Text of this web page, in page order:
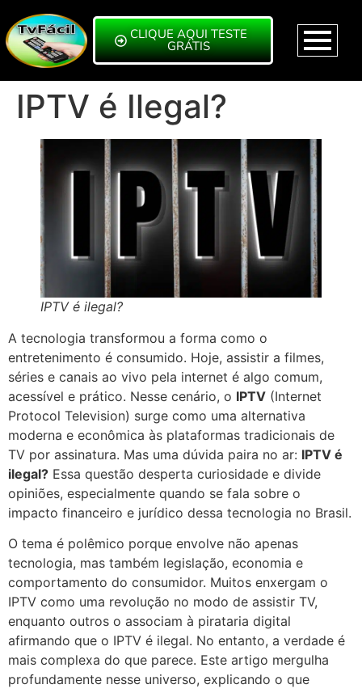
CLIQUE AQUI TESTE
GRÁTIS
IPTV é Ilegal?
IPTV é ilegal?
A tecnologia transformou a forma como o
entretenimento é consumido. Hoje, assistir a filmes,
séries e canais ao vivo pela internet é algo comum,
acessível e prático. Nesse cenário, o IPTV (Internet
Protocol Television) surge como uma alternativa
moderna e econômica às plataformas tradicionais de
TV por assinatura. Mas uma dúvida paira no ar: IPTV é
ilegal? Essa questão desperta curiosidade e divide
opiniões, especialmente quando se fala sobre o
impacto financeiro e jurídico dessa tecnologia no Brasil.
O tema é polêmico porque envolve não apenas
tecnologia, mas também legislação, economia e
comportamento do consumidor. Muitos enxergam o
IPTV como uma revolução no modo de assistir TV,
enquanto outros o associam à pirataria digital
afirmando que o IPTV é ilegal. No entanto, a verdade é
mais complexa do que parece. Este artigo mergulha
profundamente nesse universo, explicando o que